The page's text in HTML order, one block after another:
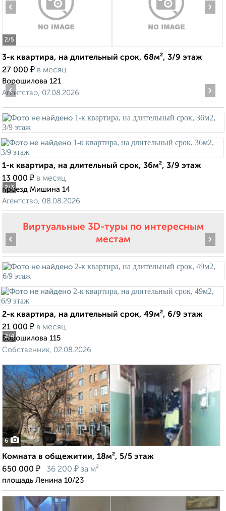
2/5
‹ ›
3-к квартира, на длительный срок, 68м², 3/9 этаж
27 000 ₽ в месяц
Ворошилова 121
Агентство, 07.08.2026
2/3
‹ ›
1-к квартира, на длительный срок, 36м², 3/9 этаж
13 000 ₽ в месяц
проезд Мишина 14
Агентство, 08.08.2026
Виртуальные 3D-туры по интересным
местам
2/4
‹ ›
2-к квартира, на длительный срок, 49м², 6/9 этаж
21 000 ₽ в месяц
Ворошилова 115
Собственник, 02.08.2026
6
Комната в общежитии, 18м², 5/5 этаж
650 000 ₽ 36 200 ₽ за м²
площадь Ленина 10/23